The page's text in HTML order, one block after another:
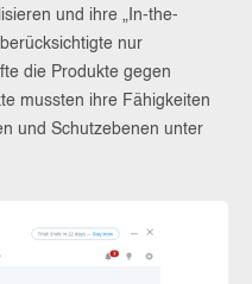
und ihre „In-the-
nur
die Produkte gegen
mussten ihre Fähigkeiten
und Schutzebenen unter